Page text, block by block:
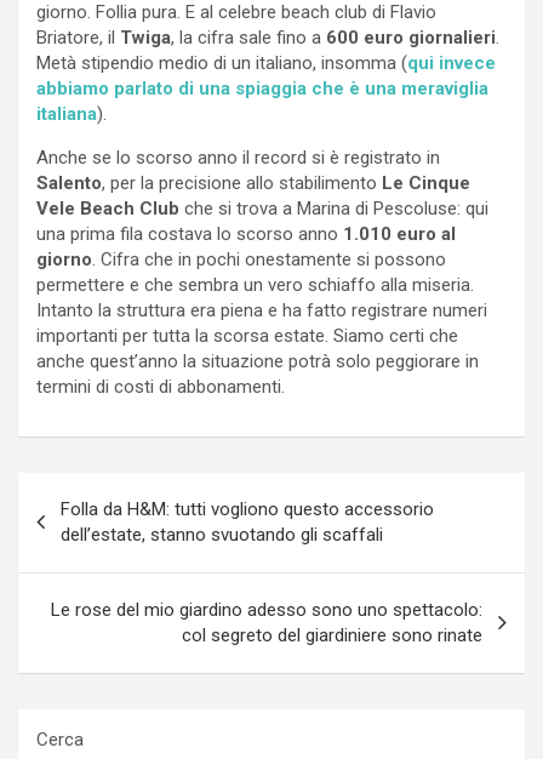
giorno. Follia pura. E al celebre beach club di Flavio
Briatore, il Twiga, la cifra sale fino a 600 euro giornalieri.
Metà stipendio medio di un italiano, insomma (qui invece
abbiamo parlato di una spiaggia che è una meraviglia
italiana).
Anche se lo scorso anno il record si è registrato in
Salento, per la precisione allo stabilimento Le Cinque
Vele Beach Club che si trova a Marina di Pescoluse: qui
una prima fila costava lo scorso anno 1.010 euro al
giorno. Cifra che in pochi onestamente si possono
permettere e che sembra un vero schiaffo alla miseria.
Intanto la struttura era piena e ha fatto registrare numeri
importanti per tutta la scorsa estate. Siamo certi che
anche quest’anno la situazione potrà solo peggiorare in
termini di costi di abbonamenti.
articoli
Folla da H&M: tutti vogliono questo accessorio
dell’estate, stanno svuotando gli scaffali
Le rose del mio giardino adesso sono uno spettacolo:
col segreto del giardiniere sono rinate
Cerca